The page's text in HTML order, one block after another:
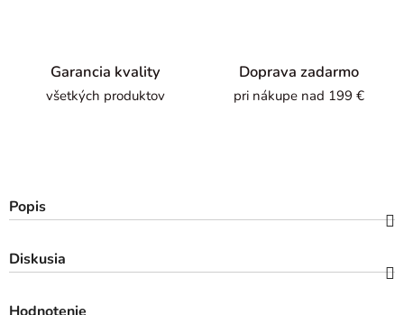
Garancia kvality
všetkých produktov
Doprava zadarmo
pri nákupe nad 199 €
Popis
Diskusia